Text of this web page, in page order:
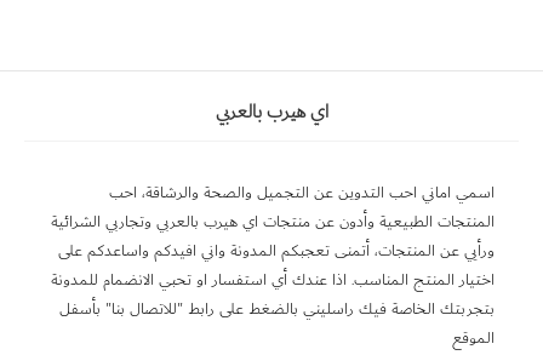
اي هيرب بالعربي
اسمي اماني احب التدوين عن التجميل والصحة والرشاقة، احب
المنتجات الطبيعية وأدون عن منتجات اي هيرب بالعربي وتجاربي الشرائية
ورأيي عن المنتجات، أتمنى تعجبكم المدونة واني افيدكم واساعدكم على
اختيار المنتج المناسب. اذا عندك أي استفسار او تحبي الانضمام للمدونة
بتجربتك الخاصة فيك راسليني بالضغط على رابط "للاتصال بنا" بأسفل
الموقع